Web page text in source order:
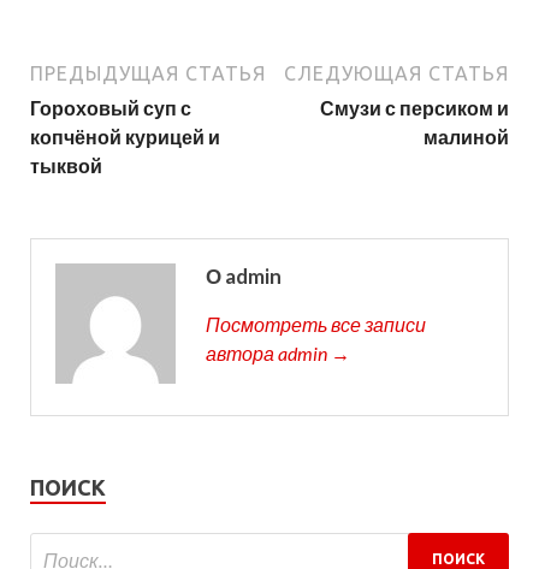
ПРЕДЫДУЩАЯ СТАТЬЯ
Гороховый суп с
копчёной курицей и
тыквой
СЛЕДУЮЩАЯ СТАТЬЯ
Смузи с персиком и
малиной
О admin
Посмотреть все записи
автора admin →
ПОИСК